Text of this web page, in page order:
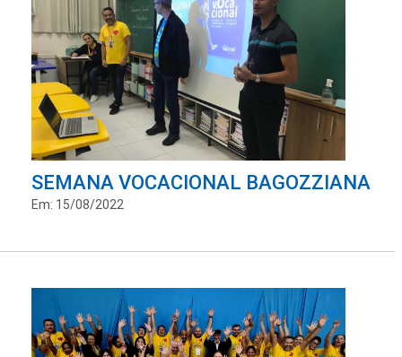
SEMANA VOCACIONAL BAGOZZIANA
Em: 15/08/2022